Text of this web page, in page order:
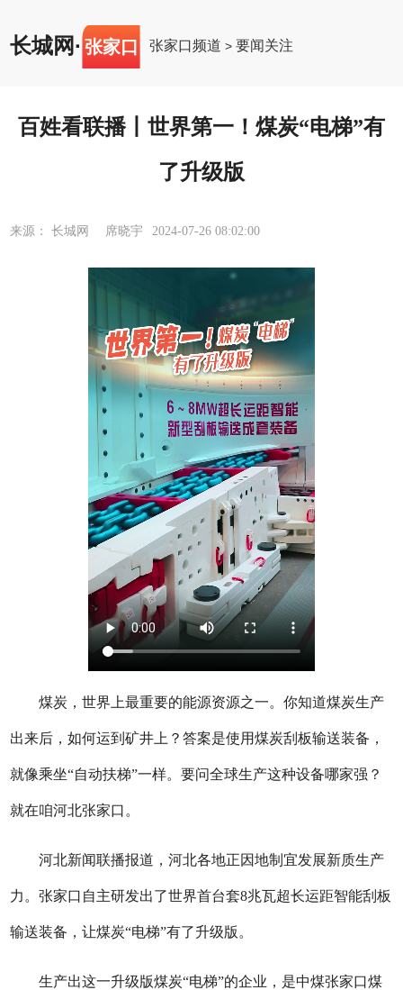
长城网· 张家口 张家口频道 >要闻关注
百姓看联播丨世界第一！煤炭“电梯”有
了升级版
来源： 长城网 席晓宇 2024-07-26 08:02:00
煤炭，世界上最重要的能源资源之一。你知道煤炭生产
出来后，如何运到矿井上？答案是使用煤炭刮板输送装备，
就像乘坐“自动扶梯”一样。要问全球生产这种设备哪家强？
就在咱河北张家口。
河北新闻联播报道，河北各地正因地制宜发展新质生产
力。张家口自主研发出了世界首台套8兆瓦超长运距智能刮板
输送装备，让煤炭“电梯”有了升级版。
生产出这一升级版煤炭“电梯”的企业，是中煤张家口煤